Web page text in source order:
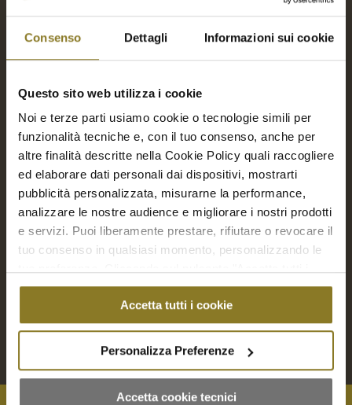
Consenso Dettagli Informazioni sui cookie
Questo sito web utilizza i cookie
Noi e terze parti usiamo cookie o tecnologie simili per
funzionalità tecniche e, con il tuo consenso, anche per
altre finalità descritte nella Cookie Policy quali raccogliere
ed elaborare dati personali dai dispositivi, mostrarti
pubblicità personalizzata, misurarne la performance,
analizzare le nostre audience e migliorare i nostri prodotti
e servizi. Puoi liberamente prestare, rifiutare o revocare il
tuo consenso in qualsiasi momento, personalizzando le
cookie" acconsenti all'uso di tali tecnologie per tutte le
finalità indicate. Cliccando sul pulsante "Accetta cookie
tecnici" acconsenti all'uso dei soli cookie tecnici.
Accetta tutti i cookie
Personalizza Preferenze
Accetta cookie tecnici
Cannelloni di magro | 10 Porz.
€48,00
Aggiungi a Richiesta Preventivo
Aggiungi al carrello Mostra dettagli